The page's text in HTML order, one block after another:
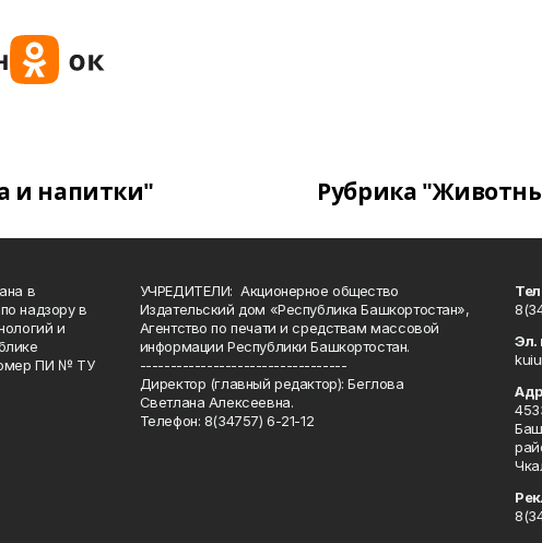
и напитки" Рубрика
в
надзору в
и
ПИ № ТУ
УЧРЕДИТЕЛИ: Акционерное общество
Издательский дом «Республика Башкортостан»,
Агентство по печати и средствам массовой
информации Республики Башкортостан.
----------------------------------
Директор (главный редактор): Беглова
Светлана Алексеевна.
Телефон: 8(34757) 6-21-12
Эл.